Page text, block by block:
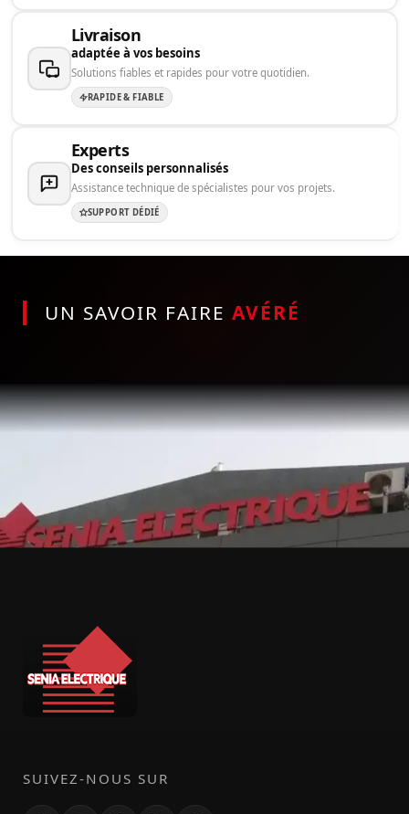
Livraison
adaptée à vos besoins
Solutions fiables et rapides pour votre quotidien.
RAPIDE & FIABLE
Experts
Des conseils personnalisés
Assistance technique de spécialistes pour vos projets.
SUPPORT DÉDIÉ
UN SAVOIR FAIRE AVÉRÉ
SUIVEZ-NOUS SUR